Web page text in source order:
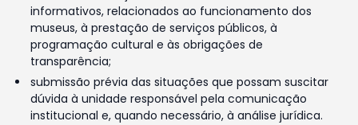
informativos, relacionados ao funcionamento dos
museus, à prestação de serviços públicos, à
programação cultural e às obrigações de
transparência;
submissão prévia das situações que possam suscitar
dúvida à unidade responsável pela comunicação
institucional e, quando necessário, à análise jurídica.